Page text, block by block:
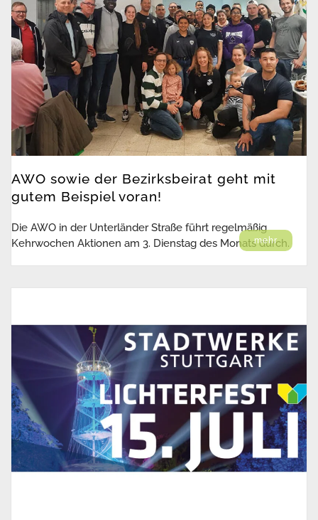
AWO sowie der Bezirksbeirat geht mit
gutem Beispiel voran!
Die AWO in der Unterländer Straße führt regelmäßig
Kehrwochen Aktionen am 3. Dienstag des Monats durch.
mehr